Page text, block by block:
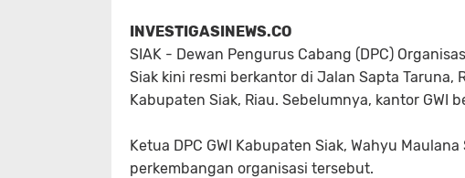
INVESTIGASINEWS.CO
SIAK - Dewan Pengurus Cabang (DPC)
Siak kini resmi berkantor di Jalan Sapta Taruna,
Kabupaten Siak, Riau. Sebelumnya, kantor GWI
Ketua DPC GWI Kabupaten Siak, Wahyu
perkembangan organisasi tersebut.